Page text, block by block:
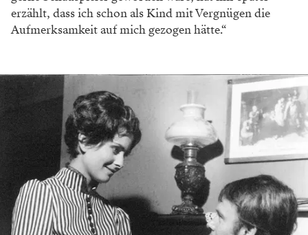
erzählt, dass ich schon als Kind mit Vergnügen die
Aufmerksamkeit auf mich gezogen hätte.“